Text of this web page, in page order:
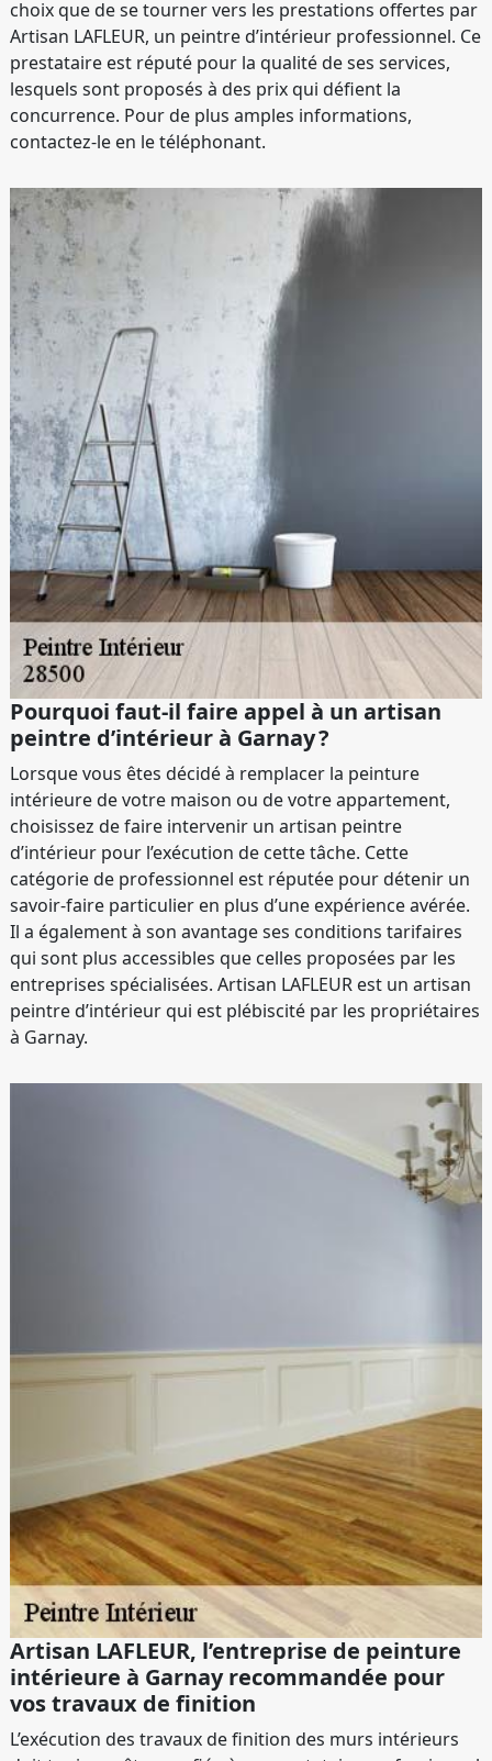
choix que de se tourner vers les prestations offertes par
Artisan LAFLEUR, un peintre d’intérieur professionnel. Ce
prestataire est réputé pour la qualité de ses services,
lesquels sont proposés à des prix qui défient la
concurrence. Pour de plus amples informations,
contactez-le en le téléphonant.
Pourquoi faut-il faire appel à un artisan
peintre d’intérieur à Garnay ?
Lorsque vous êtes décidé à remplacer la peinture
intérieure de votre maison ou de votre appartement,
choisissez de faire intervenir un artisan peintre
d’intérieur pour l’exécution de cette tâche. Cette
catégorie de professionnel est réputée pour détenir un
savoir-faire particulier en plus d’une expérience avérée.
Il a également à son avantage ses conditions tarifaires
qui sont plus accessibles que celles proposées par les
entreprises spécialisées. Artisan LAFLEUR est un artisan
peintre d’intérieur qui est plébiscité par les propriétaires
à Garnay.
Artisan LAFLEUR, l’entreprise de peinture
intérieure à Garnay recommandée pour
vos travaux de finition
L’exécution des travaux de finition des murs intérieurs